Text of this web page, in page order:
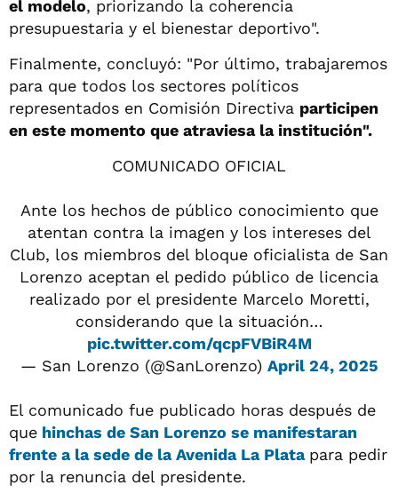
el modelo, priorizando la coherencia
presupuestaria y el bienestar deportivo".
Finalmente, concluyó: "Por último, trabajaremos
para que todos los sectores políticos
representados en Comisión Directiva participen
en este momento que atraviesa la institución".
COMUNICADO OFICIAL
Ante los hechos de público conocimiento que
atentan contra la imagen y los intereses del
Club, los miembros del bloque oficialista de San
Lorenzo aceptan el pedido público de licencia
realizado por el presidente Marcelo Moretti,
considerando que la situación…
pic.twitter.com/qcpFVBiR4M
— San Lorenzo (@SanLorenzo) April 24, 2025
El comunicado fue publicado horas después de
que hinchas de San Lorenzo se manifestaran
frente a la sede de la Avenida La Plata para pedir
por la renuncia del presidente.